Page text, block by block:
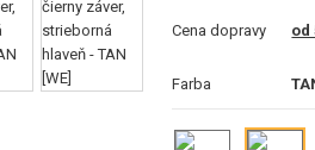
Cena dopravy od
Farba